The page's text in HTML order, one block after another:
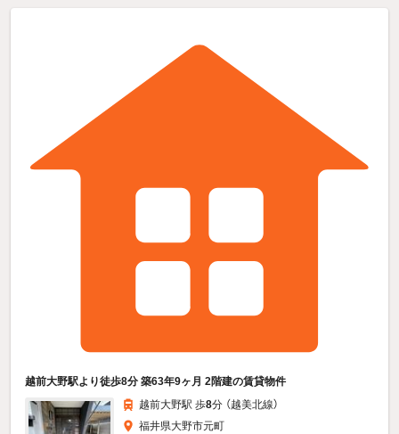
越前大野駅より徒歩8分 築63年9ヶ月 2階建の賃貸物件
越前大野駅 歩8分 （越美北線）
福井県大野市元町